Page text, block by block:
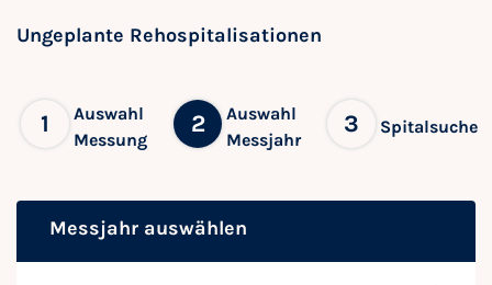
Ungeplante Rehospitalisationen
1
Auswahl
Messung
2
Auswahl
Messjahr
3 Spitalsuche
Messjahr auswählen